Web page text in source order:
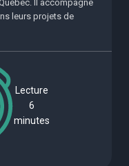
Il accompagne
leurs projets de
Lecture
6
minutes